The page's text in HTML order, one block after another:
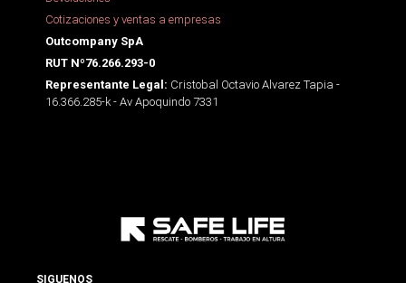
Cotizaciones y ventas a empresas
Outcompany SpA
RUT Nº76.266.293-0
Representante Legal: Cristobal Octavio Alvarez Tapia -
16.366.285-k - Av Apoquindo 7331
SIGUENOS